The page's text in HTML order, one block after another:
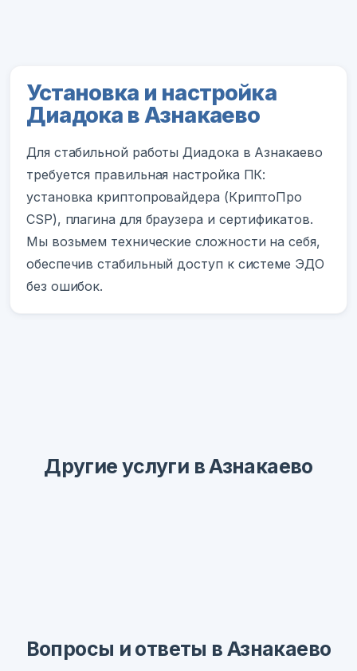
Установка и настройка
Диадока в Азнакаево
Для стабильной работы Диадока в Азнакаево
требуется правильная настройка ПК:
установка криптопровайдера (КриптоПро
CSP), плагина для браузера и сертификатов.
Мы возьмем технические сложности на себя,
обеспечив стабильный доступ к системе ЭДО
без ошибок.
Другие услуги в Азнакаево
Вопросы и ответы в Азнакаево